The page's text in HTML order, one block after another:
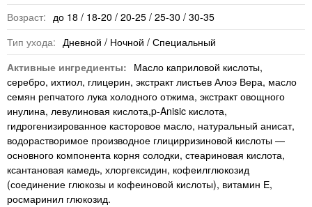
Возраст: до 18 / 18-20 / 20-25 / 25-30 / 30-35
Тип ухода: Дневной / Ночной / Специальный
Активные ингредиенты: Масло каприловой кислоты,
серебро, ихтиол, глицерин, экстракт листьев Алоэ Вера, масло
семян репчатого лука холодного отжима, экстракт овощного
инулина, левулиновая кислота,p-Anisic кислота,
гидрогенизированное касторовое масло, натуральный анисат,
водорастворимое производное глицирризиновой кислоты —
основного компонента корня солодки, стеариновая кислота,
ксантановая камедь, хлоргексидин, кофеилглюкозид
(соединение глюкозы и кофеиновой кислоты), витамин Е,
росмаринил глюкозид.